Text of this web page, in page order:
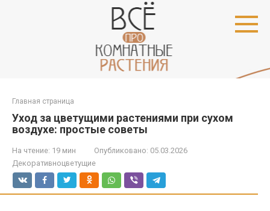
Главная страница
Уход за цветущими растениями при сухом
воздухе: простые советы
На чтение: 19 мин Опубликовано: 05.03.2026
Декоративноцветущие